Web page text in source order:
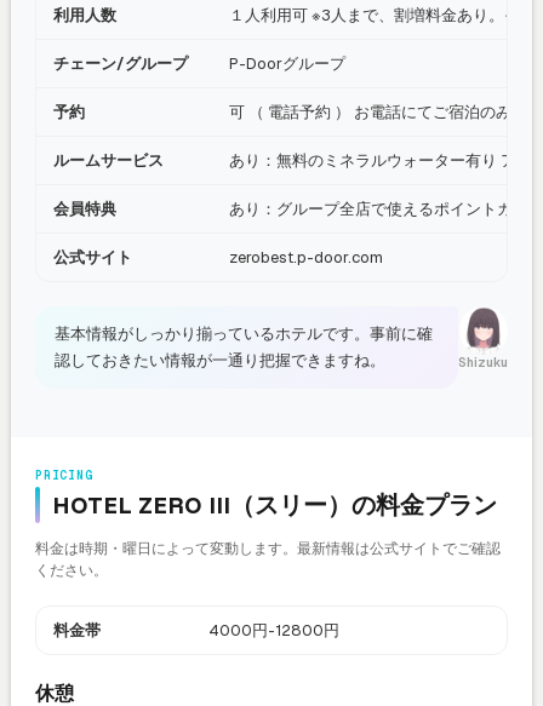
利用人数 １人利用可 ※3人まで、割増料金あり。その
チェーン/グループ P-Doorグループ
予約 可 （ 電話予約 ） お電話にてご宿泊のみ ご
ルームサービス あり：無料のミネラルウォーター有り ア
会員特典 あり：グループ全店で使えるポイントカー
公式サイト zerobest.p-door.com
Shizuku
基本情報がしっかり揃っているホテルです。事前に確
認しておきたい情報が一通り把握できますね。
PRICING
HOTEL ZERO III（スリー）の料金プラン
料金は時期・曜日によって変動します。最新情報は公式サイトでご確認
ください。
料金帯 4000円-12800円
休憩